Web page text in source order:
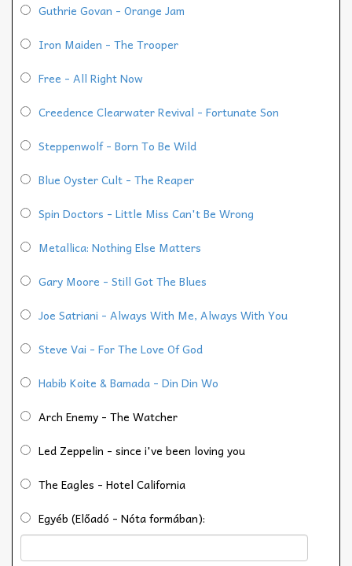
Guthrie Govan - Orange Jam
Iron Maiden - The Trooper
Free - All Right Now
Creedence Clearwater Revival - Fortunate Son
Steppenwolf - Born To Be Wild
Blue Oyster Cult - The Reaper
Spin Doctors - Little Miss Can't Be Wrong
Metallica: Nothing Else Matters
Gary Moore - Still Got The Blues
Joe Satriani - Always With Me, Always With You
Steve Vai - For The Love Of God
Habib Koite & Bamada - Din Din Wo
Arch Enemy - The Watcher
Led Zeppelin - since i've been loving you
The Eagles - Hotel California
Egyéb (Előadó - Nóta formában):